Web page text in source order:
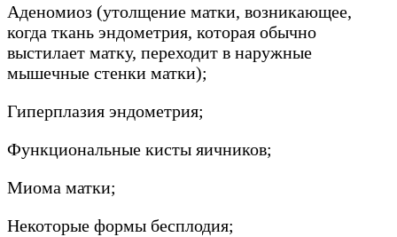
Аденомиоз (утолщение матки, возникающее,
когда ткань эндометрия, которая обычно
выстилает матку, переходит в наружные
мышечные стенки матки);
Гиперплазия эндометрия;
Функциональные кисты яичников;
Миома матки;
Некоторые формы бесплодия;